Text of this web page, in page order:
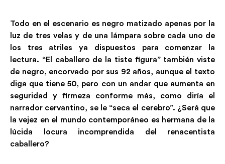
Todo en el escenario es negro matizado apenas por la
luz de tres velas y de una lámpara sobre cada uno de
los tres atriles ya dispuestos para comenzar la
lectura. “El caballero de la tiste figura” también viste
de negro, encorvado por sus 92 años, aunque el texto
diga que tiene 50, pero con un andar que aumenta en
seguridad y firmeza conforme más, como diría el
narrador cervantino, se le “seca el cerebro”. ¿Será que
la vejez en el mundo contemporáneo es hermana de la
lúcida locura incomprendida del renacentista
caballero?